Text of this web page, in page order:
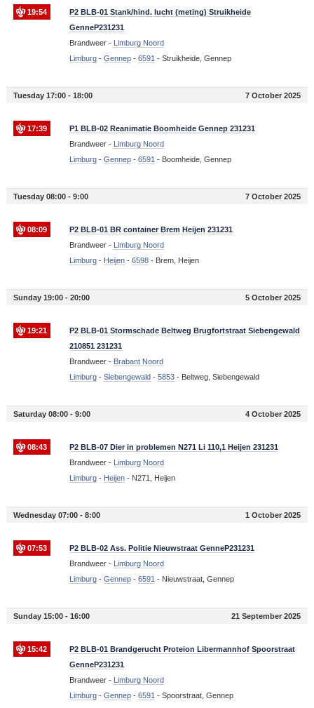
19:54
P2 BLB-01 Stank/hind. lucht (meting) Struikheide
GenneP231231
Brandweer - Limburg Noord
Limburg- Gennep- 6591 - Struikheide, Gennep
Tuesday 17:00 - 18:00 7 October 2025
17:39
P1 BLB-02 Reanimatie Boomheide Gennep 231231
Brandweer - Limburg Noord
Limburg- Gennep- 6591 - Boomheide, Gennep
Tuesday 08:00 - 9:00 7 October 2025
08:09
P2 BLB-01 BR container Brem Heijen 231231
Brandweer - Limburg Noord
Limburg- Heijen- 6598- Brem, Heijen
Sunday 19:00 - 20:00 5 October 2025
19:21
P2 BLB-01 Stormschade Beltweg Brugfortstraat Siebengewald
210851 231231
Brandweer - Brabant Noord
Limburg- Siebengewald- 5853- Beltweg, Siebengewald
Saturday 08:00 - 9:00 4 October 2025
08:43
P2 BLB-07 Dier in problemen N271 Li 110,1 Heijen 231231
Brandweer - Limburg Noord
Limburg- Heijen- N271, Heijen
Wednesday 07:00 - 8:00 1 October 2025
07:53
P2 BLB-02 Ass. Politie Nieuwstraat GenneP231231
Brandweer - Limburg Noord
Limburg- Gennep- 6591 - Nieuwstraat, Gennep
Sunday 15:00 - 16:00 21 September 2025
15:42
P2 BLB-01 Brandgerucht Proteion Libermannhof Spoorstraat
GenneP231231
Brandweer - Limburg Noord
Limburg- Gennep- 6591 - Spoorstraat, Gennep